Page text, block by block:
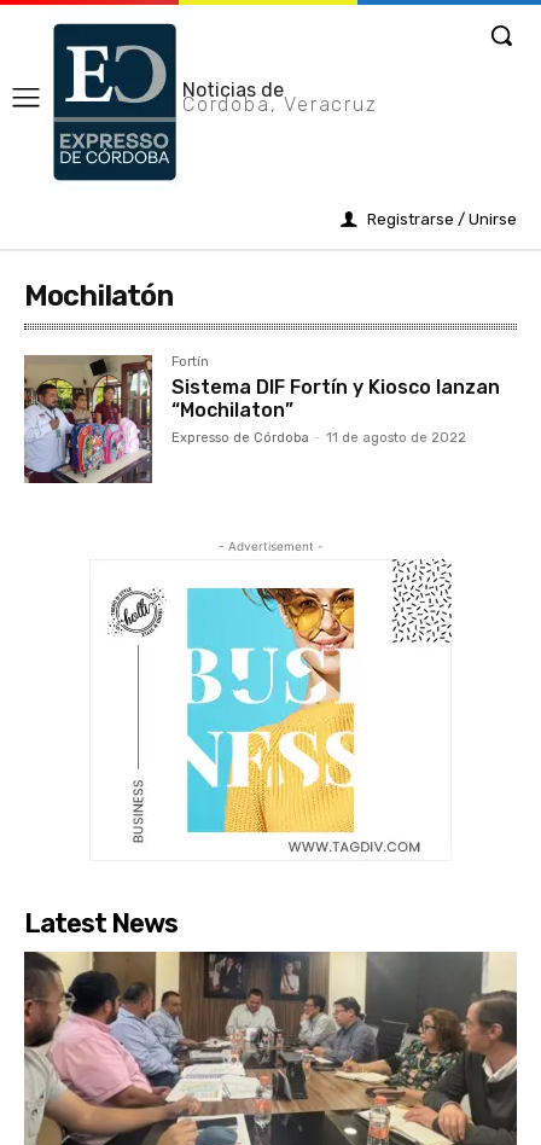
Noticias de
Cordoba, Veracruz
Registrarse / Unirse
Mochilatón
Fortín
Sistema DIF Fortín y Kiosco lanzan
“Mochilaton”
Expresso de Córdoba - 11 de agosto de 2022
- Advertisement -
Latest News